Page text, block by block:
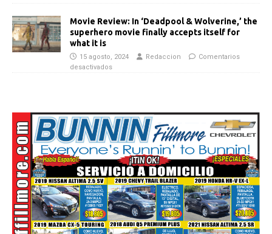
Movie Review: In ‘Deadpool & Wolverine,’ the
superhero movie finally accepts itself for
what it is
15 agosto, 2024 Redaccion
Comentarios
desactivados